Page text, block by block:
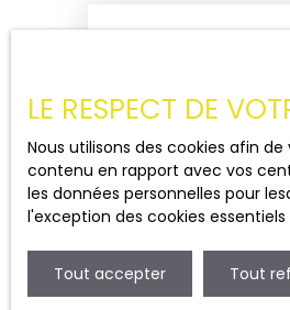
LE RESPECT DE
Nous utilisons des cookies afin
contenu en rapport avec vos
les données personnelles pour
l'exception des cookies
Tout accepter Tout